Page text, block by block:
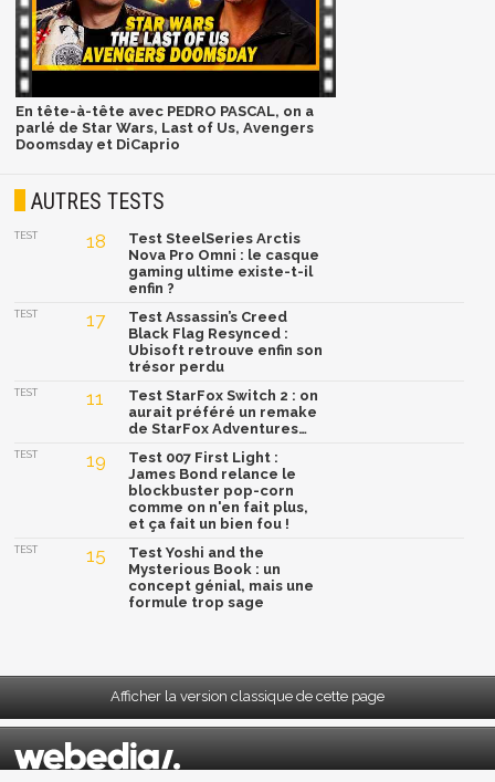
En tête-à-tête avec PEDRO PASCAL, on a
parlé de Star Wars, Last of Us, Avengers
Doomsday et DiCaprio
AUTRES TESTS
TEST 18
Test SteelSeries Arctis
Nova Pro Omni : le casque
gaming ultime existe-t-il
enfin ?
TEST 17
Test Assassin’s Creed
Black Flag Resynced :
Ubisoft retrouve enfin son
trésor perdu
TEST 11
Test StarFox Switch 2 : on
aurait préféré un remake
de StarFox Adventures…
TEST 19
Test 007 First Light :
James Bond relance le
blockbuster pop-corn
comme on n'en fait plus,
et ça fait un bien fou !
TEST 15
Test Yoshi and the
Mysterious Book : un
concept génial, mais une
formule trop sage
Afficher la version classique de cette page